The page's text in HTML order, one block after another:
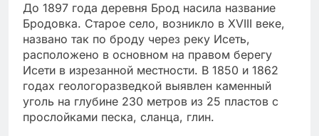
До 1897 года деревня Брод насила название
Бродовка. Старое село, возникло в XVIII веке,
названо так по броду через реку Исеть,
расположено в основном на правом берегу
Исети в изрезанной местности. В 1850 и 1862
годах геологоразведкой выявлен каменный
уголь на глубине 230 метров из 25 пластов с
прослойками песка, сланца, глин.